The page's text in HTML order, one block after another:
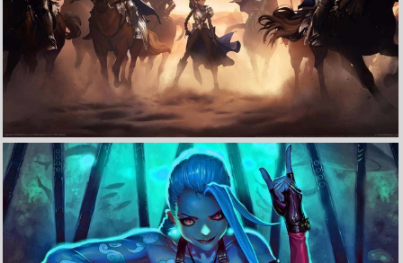
英雄联盟 卡牌游戏《Legends of Runeterra》4k游戏壁纸
收 藏